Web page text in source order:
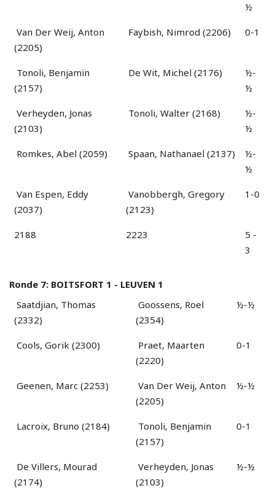
2188 2223
5 -
3
½
Van Der Weij, Anton
(2205)
Faybish, Nimrod (2206) 0-1
Tonoli, Benjamin
(2157)
De Wit, Michel (2176)
½-
½
Verheyden, Jonas
(2103)
Tonoli, Walter (2168)
½-
½
Romkes, Abel (2059) Spaan, Nathanael (2137)
½-
½
Van Espen, Eddy
(2037)
Vanobbergh, Gregory
(2123)
1-0
Ronde 7: BOITSFORT 1 - LEUVEN 1
Saatdjian, Thomas
(2332)
Goossens, Roel
(2354)
½-½
Cools, Gorik (2300)
Praet, Maarten
(2220)
0-1
Geenen, Marc (2253)
Van Der Weij, Anton
(2205)
½-½
Lacroix, Bruno (2184)
Tonoli, Benjamin
(2157)
0-1
De Villers, Mourad
(2174)
Verheyden, Jonas
(2103)
½-½